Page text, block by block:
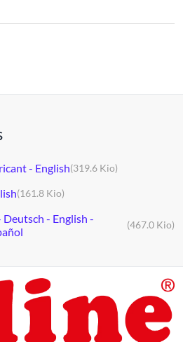
- English(319.6 Kio)
(161.8 Kio)
- English -
(467.0 Kio)